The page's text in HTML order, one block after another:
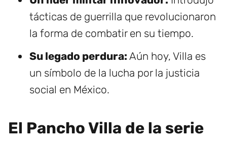
tácticas de guerrilla que revolucionaron
la forma de combatir en su tiempo.
Su legado perdura: Aún hoy, Villa es
un símbolo de la lucha por la justicia
social en México.
El Pancho Villa de la serie